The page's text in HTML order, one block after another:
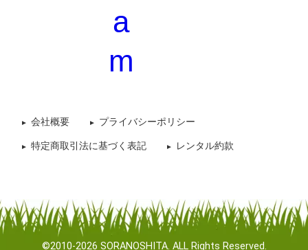
会社概要 プライバシーポリシー
特定商取引法に基づく表記 レンタル約款
©2010-2026 SORANOSHITA. ALL Rights Reserved.